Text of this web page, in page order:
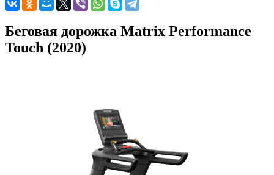
Беговая дорожка Matrix Performance
Touch (2020)